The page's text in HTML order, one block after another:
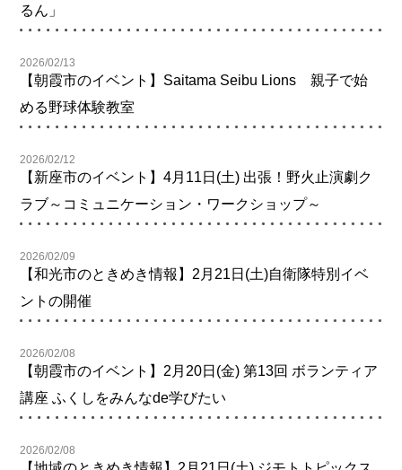
るん」
2026/02/13
【朝霞市のイベント】Saitama Seibu Lions 親子で始
める野球体験教室
2026/02/12
【新座市のイベント】4月11日(土) 出張！野火止演劇ク
ラブ～コミュニケーション・ワークショップ～
2026/02/09
【和光市のときめき情報】2月21日(土)自衛隊特別イベ
ントの開催
2026/02/08
【朝霞市のイベント】2月20日(金) 第13回 ボランティア
講座 ふくしをみんなde学びたい
2026/02/08